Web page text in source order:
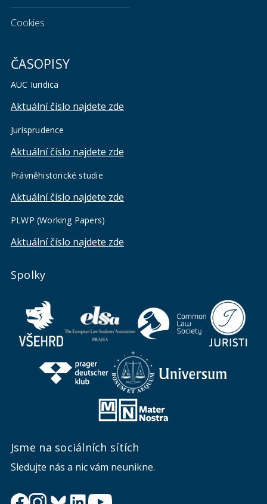
Cookies
ČASOPISY
AUC Iuridica
Aktuální číslo najdete zde
Jurisprudence
Aktuální číslo najdete zde
Právněhistorické studie
Aktuální číslo najdete zde
PLWP (Working Papers)
Aktuální číslo najdete zde
Spolky
Jsme na sociálních sítích
Sledujte nás a nic vám neunikne.